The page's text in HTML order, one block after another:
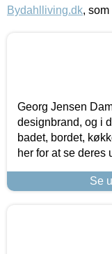
Bydahlliving.dk,
Georg Jensen
designbrand, og i
badet, bordet,
her for at se deres
Se